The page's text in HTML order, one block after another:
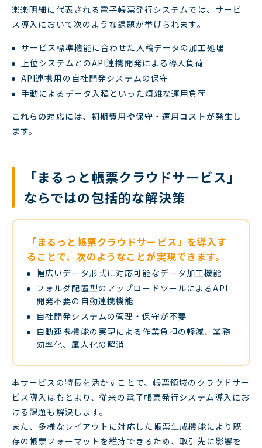
楽楽明細に代表される電子帳票発行システムでは、サービ
ス導入において次のような課題が挙げられます。
サービス標準機能に合わせた入稿データの加工処理
上位システムとのAPI連携開発による導入負荷
API連携用の自社開発システムの保守
手動によるデータ入稿といった煩雑な運用負荷
これらの対応には、初期費用や保守・運用コストが発生し
ます。
「まるっと帳票クラウドサービス」
ならではの包括的な解決策
「まるっと帳票クラウドサービス」を導入す
ることで、次のようなことが実現できます。
幅広いデータ形式に対応可能なデータ加工機能
フォルダ配置型のアップロードツールによるAPI
開発不要の自動連携機能
自社開発システムの管理・保守が不要
自動連携機能の実現による作業負担の軽減、業務
効率化、属人化の解消
本サービスの特長を活かすことで、帳票領域のクラウドサー
ビス導入はもとより、従来の電子帳票発行システム導入にお
ける課題も解決します。
また、多様なレイアウトに対応した帳票生成機能により既
存の帳票フォーマットを維持できるため、取引先に影響を